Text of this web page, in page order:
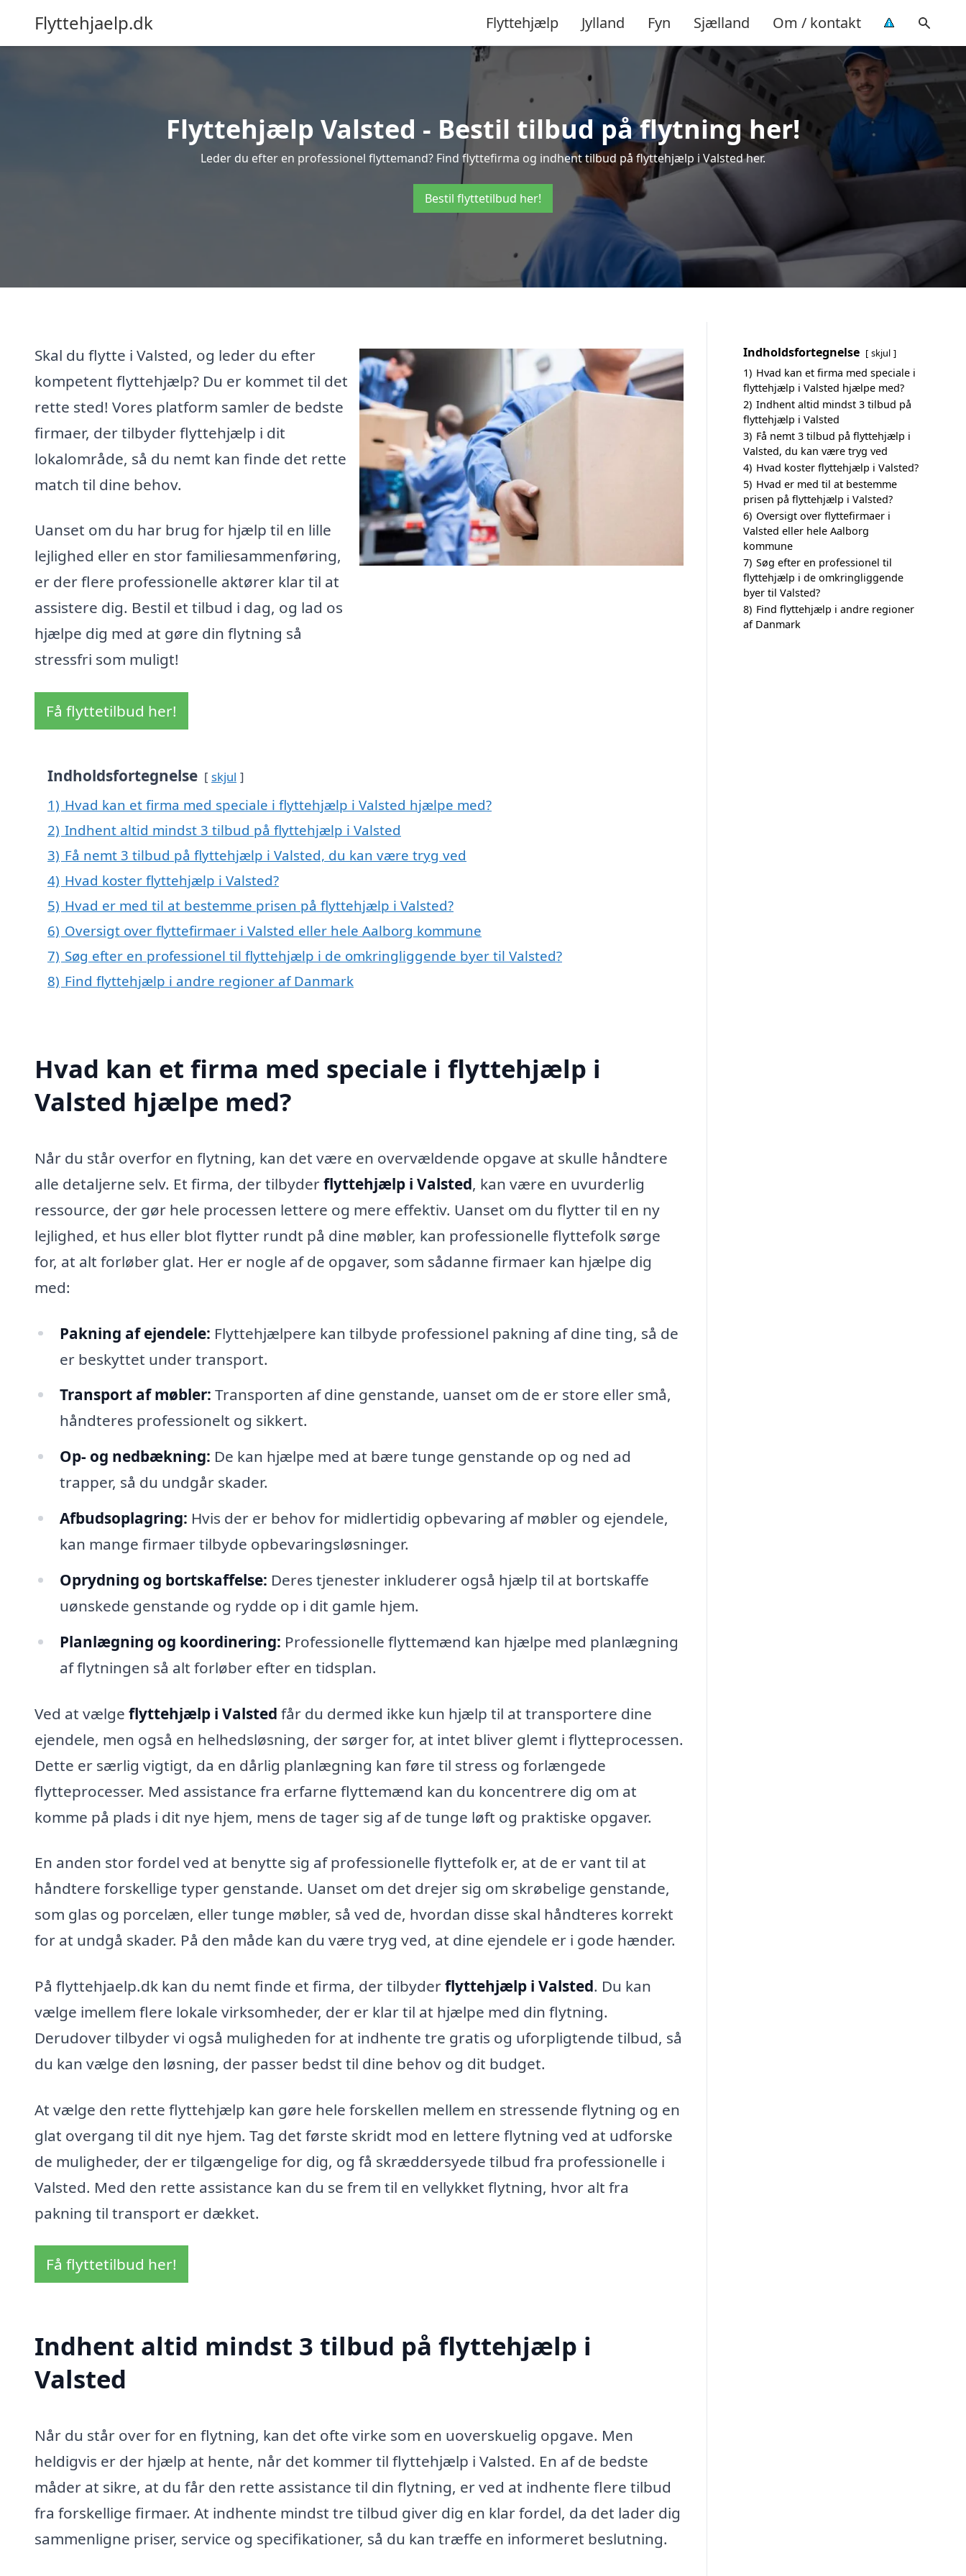
Flyttehjaelp.dk Flyttehjælp Jylland Fyn Sjælland Om / kontakt
Flyttehjælp Valsted - Bestil tilbud på flytning her!
Leder du efter en professionel flyttemand? Find flyttefirma og indhent tilbud på flyttehjælp i Valsted her.
Bestil flyttetilbud her!
Skal du flytte i Valsted, og leder du efter
kompetent flyttehjælp? Du er kommet til det
rette sted! Vores platform samler de bedste
firmaer, der tilbyder flyttehjælp i dit
lokalområde, så du nemt kan finde det rette
match til dine behov.
Uanset om du har brug for hjælp til en lille
lejlighed eller en stor familiesammenføring,
er der flere professionelle aktører klar til at
assistere dig. Bestil et tilbud i dag, og lad os
hjælpe dig med at gøre din flytning så
stressfri som muligt!
Få flyttetilbud her!
Indholdsfortegnelse skjul
1) Hvad kan et firma med speciale i flyttehjælp i Valsted hjælpe med?
2) Indhent altid mindst 3 tilbud på flyttehjælp i Valsted
3) Få nemt 3 tilbud på flyttehjælp i Valsted, du kan være tryg ved
4) Hvad koster flyttehjælp i Valsted?
5) Hvad er med til at bestemme prisen på flyttehjælp i Valsted?
6) Oversigt over flyttefirmaer i Valsted eller hele Aalborg kommune
7) Søg efter en professionel til flyttehjælp i de omkringliggende byer til Valsted?
8) Find flyttehjælp i andre regioner af Danmark
Hvad kan et firma med speciale i flyttehjælp i
Valsted hjælpe med?
Når du står overfor en flytning, kan det være en overvældende opgave at skulle håndtere
alle detaljerne selv. Et firma, der tilbyderflyttehjælp i Valsted, kan være en uvurderlig
ressource, der gør hele processen lettere og mere effektiv. Uanset om du flytter til en ny
lejlighed, et hus eller blot flytter rundt på dine møbler, kan professionelle flyttefolk sørge
for, at alt forløber glat. Her er nogle af de opgaver, som sådanne firmaer kan hjælpe dig
med:
Pakning af ejendele: Flyttehjælpere kan tilbyde professionel pakning af dine ting, så de
er beskyttet under transport.
Transport af møbler: Transporten af dine genstande, uanset om de er store eller små,
håndteres professionelt og sikkert.
Op- og nedbækning: De kan hjælpe med at bære tunge genstande op og ned ad
trapper, så du undgår skader.
Afbudsoplagring: Hvis der er behov for midlertidig opbevaring af møbler og ejendele,
kan mange firmaer tilbyde opbevaringsløsninger.
Oprydning og bortskaffelse: Deres tjenester inkluderer også hjælp til at bortskaffe
uønskede genstande og rydde op i dit gamle hjem.
Planlægning og koordinering: Professionelle flyttemænd kan hjælpe med planlægning
af flytningen så alt forløber efter en tidsplan.
Ved at vælge flyttehjælp i Valsted får du dermed ikke kun hjælp til at transportere dine
ejendele, men også en helhedsløsning, der sørger for, at intet bliver glemt i flytteprocessen.
Dette er særlig vigtigt, da en dårlig planlægning kan føre til stress og forlængede
flytteprocesser. Med assistance fra erfarne flyttemænd kan du koncentrere dig om at
komme på plads i dit nye hjem, mens de tager sig af de tunge løft og praktiske opgaver.
En anden stor fordel ved at benytte sig af professionelle flyttefolk er, at de er vant til at
håndtere forskellige typer genstande. Uanset om det drejer sig om skrøbelige genstande,
som glas og porcelæn, eller tunge møbler, så ved de, hvordan disse skal håndteres korrekt
for at undgå skader. På den måde kan du være tryg ved, at dine ejendele er i gode hænder.
På flyttehjaelp.dk kan du nemt finde et firma, der tilbyderflyttehjælp i Valsted. Du kan
vælge imellem flere lokale virksomheder, der er klar til at hjælpe med din flytning.
Derudover tilbyder vi også muligheden for at indhente tre gratis og uforpligtende tilbud, så
du kan vælge den løsning, der passer bedst til dine behov og dit budget.
At vælge den rette flyttehjælp kan gøre hele forskellen mellem en stressende flytning og en
glat overgang til dit nye hjem. Tag det første skridt mod en lettere flytning ved at udforske
de muligheder, der er tilgængelige for dig, og få skræddersyede tilbud fra professionelle i
Valsted. Med den rette assistance kan du se frem til en vellykket flytning, hvor alt fra
pakning til transport er dækket.
Få flyttetilbud her!
Indhent altid mindst 3 tilbud på flyttehjælp i
Valsted
Når du står over for en flytning, kan det ofte virke som en uoverskuelig opgave. Men
heldigvis er der hjælp at hente, når det kommer til flyttehjælp i Valsted. En af de bedste
måder at sikre, at du får den rette assistance til din flytning, er ved at indhente flere tilbud
fra forskellige firmaer. At indhente mindst tre tilbud giver dig en klar fordel, da det lader dig
sammenligne priser, service og specifikationer, så du kan træffe en informeret beslutning.
Indholdsfortegnelse skjul
1) Hvad kan et firma med speciale i
flyttehjælp i Valsted hjælpe med?
2) Indhent altid mindst 3 tilbud på
flyttehjælp i Valsted
3) Få nemt 3 tilbud på flyttehjælp i
Valsted, du kan være tryg ved
4) Hvad koster flyttehjælp i Valsted?
5) Hvad er med til at bestemme
prisen på flyttehjælp i Valsted?
6) Oversigt over flyttefirmaer i
Valsted eller hele Aalborg
kommune
7) Søg efter en professionel til
flyttehjælp i de omkringliggende
byer til Valsted?
8) Find flyttehjælp i andre regioner
af Danmark